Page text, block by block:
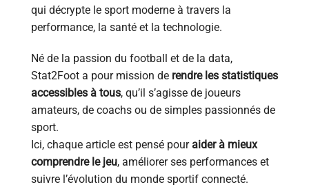
qui décrypte le sport moderne à travers la
performance, la santé et la technologie.
Né de la passion du football et de la data,
Stat2Foot a pour mission de rendre les statistiques
accessibles à tous, qu’il s’agisse de joueurs
amateurs, de coachs ou de simples passionnés de
sport.
Ici, chaque article est pensé pour aider à mieux
comprendre le jeu, améliorer ses performances et
suivre l’évolution du monde sportif connecté.